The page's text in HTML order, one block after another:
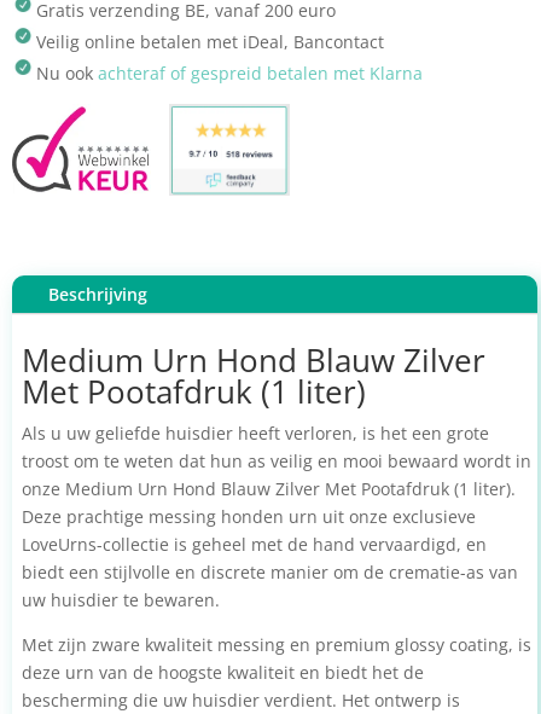
Gratis verzending BE, vanaf 200 euro
Veilig online betalen met iDeal, Bancontact
Nu ook achteraf of gespreid betalen met Klarna
Beschrijving
Medium Urn Hond Blauw Zilver
Met Pootafdruk (1 liter)
Als u uw geliefde huisdier heeft verloren, is het een grote
troost om te weten dat hun as veilig en mooi bewaard wordt in
onze Medium Urn Hond Blauw Zilver Met Pootafdruk (1 liter).
Deze prachtige messing honden urn uit onze exclusieve
LoveUrns-collectie is geheel met de hand vervaardigd, en
biedt een stijlvolle en discrete manier om de crematie-as van
uw huisdier te bewaren.
Met zijn zware kwaliteit messing en premium glossy coating, is
deze urn van de hoogste kwaliteit en biedt het de
bescherming die uw huisdier verdient. Het ontwerp is